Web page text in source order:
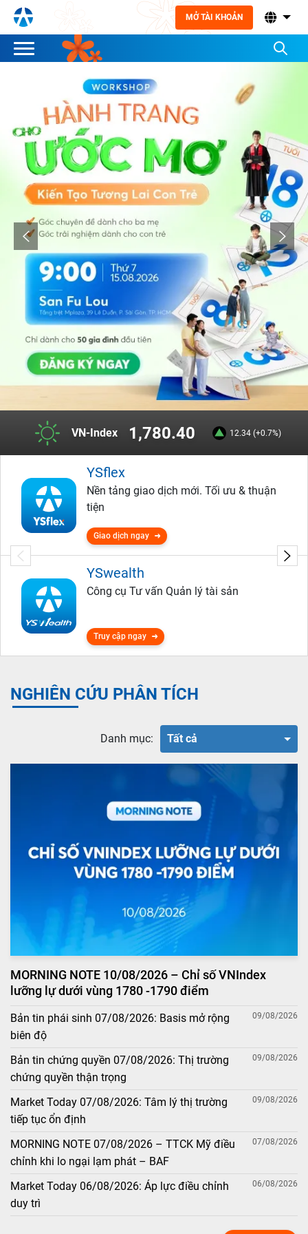
MỞ TÀI KHOẢN
VN-Index 1,780.40 12.34 (+0.7%)
YSflex
Nền tảng giao dịch mới. Tối ưu & thuận
tiện
Giao dịch ngay
YSwealth
Công cụ Tư vấn Quản lý tài sản
Truy cập ngay
NGHIÊN CỨU PHÂN TÍCH
Danh mục: Tất cả
MORNING NOTE 10/08/2026 – Chỉ số VNIndex
lưỡng lự dưới vùng 1780 -1790 điểm
Bản tin phái sinh 07/08/2026: Basis mở rộng
biên độ
09/08/2026
Bản tin chứng quyền 07/08/2026: Thị trường
chứng quyền thận trọng
09/08/2026
Market Today 07/08/2026: Tâm lý thị trường
tiếp tục ổn định
09/08/2026
MORNING NOTE 07/08/2026 – TTCK Mỹ điều
chỉnh khi lo ngại lạm phát – BAF
07/08/2026
Market Today 06/08/2026: Áp lực điều chỉnh
duy trì
06/08/2026